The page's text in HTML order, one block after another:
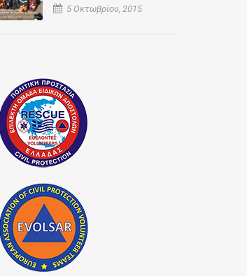
5 Οκτωβρίου, 2015